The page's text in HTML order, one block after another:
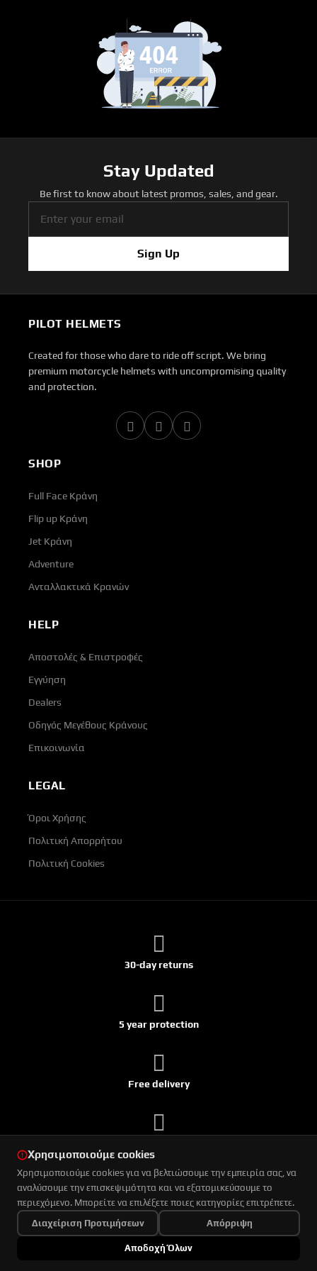
Stay Updated
Be first to know about latest promos, sales, and gear.
Sign Up
PILOT HELMETS
Created for those who dare to ride off script. We bring
premium motorcycle helmets with uncompromising quality
and protection.
SHOP
Full Face Κράνη
Flip up Κράνη
Jet Κράνη
Adventure
Ανταλλακτικά Κρανών
HELP
Αποστολές & Επιστροφές
Εγγύηση
Dealers
Οδηγός Μεγέθους Κράνους
Επικοινωνία
LEGAL
Όροι Χρήσης
Πολιτική Απορρήτου
Πολιτική Cookies
30-day returns
5 year protection
Free delivery
© 2026 Pilot. All rights reserved.
Designed byQVision Digital SA & Powered byQCMS
Χρησιμοποιούμε cookies
Χρησιμοποιούμε cookies για να βελτιώσουμε την εμπειρία σας, να
αναλύσουμε την επισκεψιμότητα και να εξατομικεύσουμε το
περιεχόμενο. Μπορείτε να επιλέξετε ποιες κατηγορίες επιτρέπετε.
Διαχείριση Προτιμήσεων
Απόρριψη
Αποδοχή Όλων